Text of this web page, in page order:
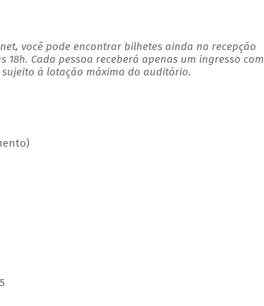
você pode encontrar bilhetes ainda na recepção
Cada pessoa receberá apenas um ingresso com
à lotação máxima do auditório.